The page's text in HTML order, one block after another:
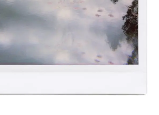
03_COLLAGES
04_DESSINS
06_ARCHIVES
CONTACT